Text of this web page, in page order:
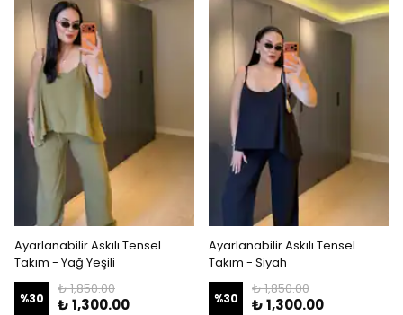
Ayarlanabilir Askılı Tensel
Takım - Yağ Yeşili
%30
₺ 1,850.00
₺ 1,300.00
Ayarlanabilir Askılı Tensel
Takım - Siyah
%30
₺ 1,850.00
₺ 1,300.00